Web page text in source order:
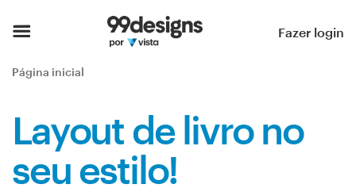
Fazer login
Página inicial
Layout de livro no
seu estilo!
Página inicial
Pesquisar categorias
Encontre um designer